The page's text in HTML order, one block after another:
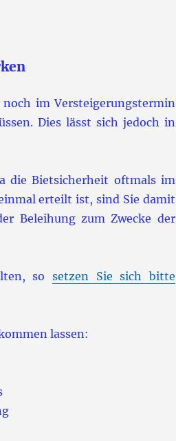
noch im Versteigerungstermin
Dies lässt sich jedoch in
die Bietsicherheit oftmals im
erteilt ist, sind Sie damit
Beleihung zum Zwecke der
so setzen Sie sich bitte
lassen: